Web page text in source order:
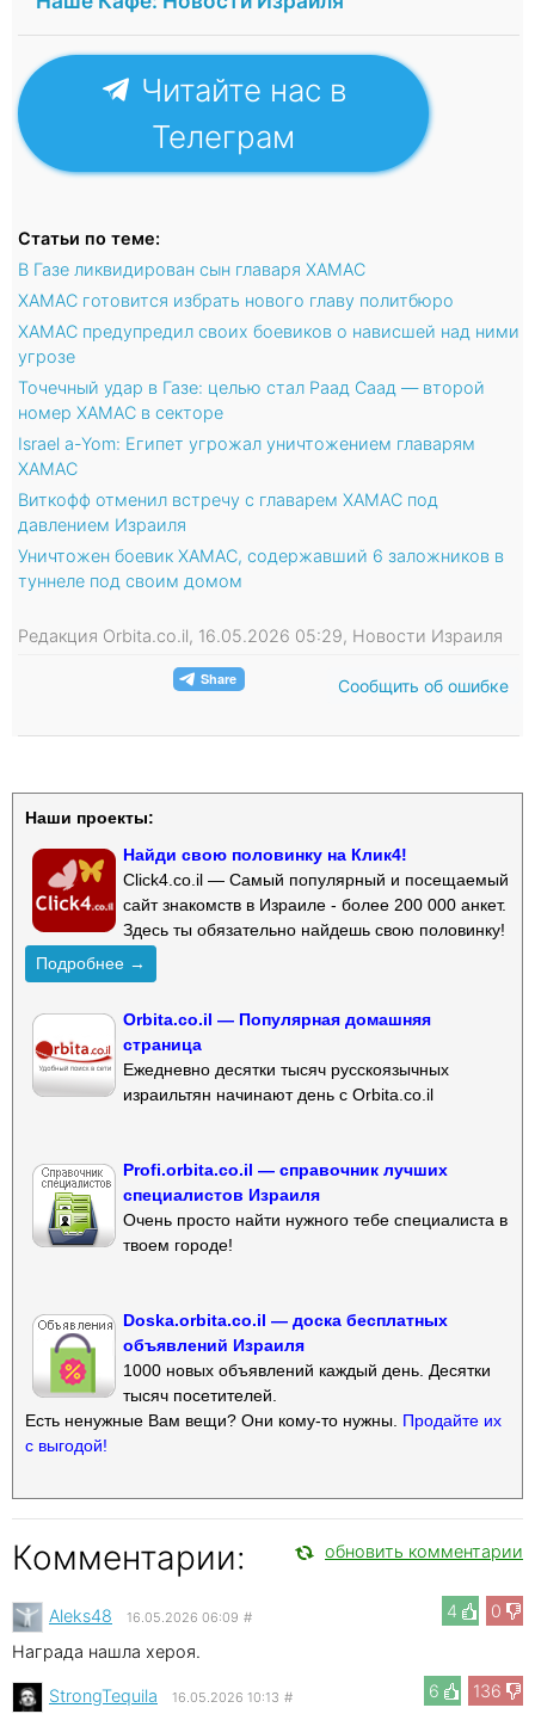
Читайте нас в
Телеграм
Статьи по теме:
В Газе ликвидирован сын главаря ХАМАС
ХАМАС готовится избрать нового главу политбюро
ХАМАС предупредил своих боевиков о нависшей над ними
угрозе
Точечный удар в Газе: целью стал Раад Саад — второй
номер ХАМАС в секторе
Israel a-Yom: Египет угрожал уничтожением главарям
ХАМАС
Виткофф отменил встречу с главарем ХАМАС под
давлением Израиля
Уничтожен боевик ХАМАС, содержавший 6 заложников в
туннеле под своим домом
Редакция Orbita.co.il, 16.05.2026 05:29, Новости Израиля
Сообщить об ошибке
Наши проекты:
Найди свою половинку на Клик4!
Click4.co.il — Самый популярный и посещаемый
сайт знакомств в Израиле - более 200 000 анкет.
Здесь ты обязательно найдешь свою половинку!
Подробнее →
Orbita.co.il — Популярная домашняя
страница
Ежедневно десятки тысяч русскоязычных
израильтян начинают день с Orbita.co.il
Profi.orbita.co.il — справочник лучших
специалистов Израиля
Очень просто найти нужного тебе специалиста в
твоем городе!
Doska.orbita.co.il — доска бесплатных
объявлений Израиля
1000 новых объявлений каждый день. Десятки
тысяч посетителей.
Есть ненужные Вам вещи? Они кому-то нужны. Продайте их
с выгодой!
Комментарии: обновить комментарии
4 0
Aleks48 16.05.2026 06:09 #
Награда нашла хероя.
6
136
StrongTequila 16.05.2026 10:13 #